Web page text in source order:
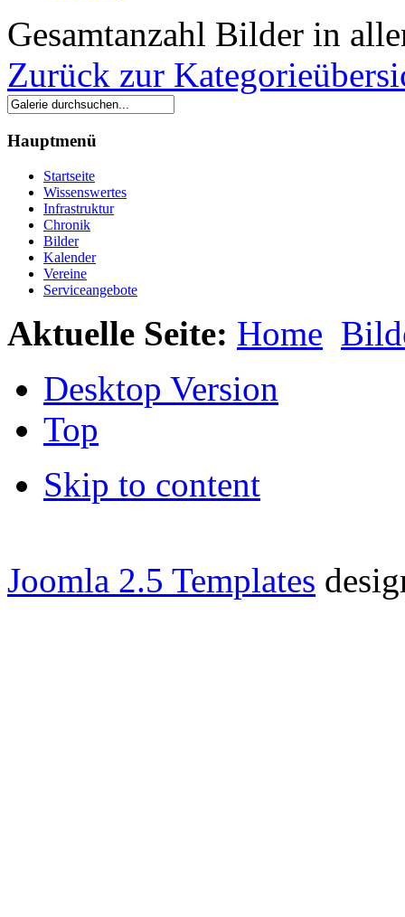
Gesamtanzahl Bilder in
Zurück zur
Hauptmenü
Startseite
Wissenswertes
Infrastruktur
Chronik
Bilder
Kalender
Vereine
Serviceangebote
Aktuelle Seite: Home
Desktop Version
Top
Skip to content
Joomla 2.5 Templates